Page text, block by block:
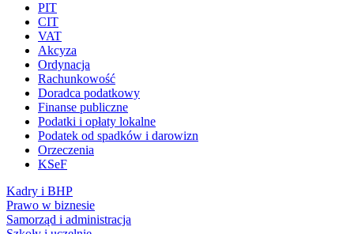
PIT
CIT
VAT
Akcyza
Ordynacja
Rachunkowość
Doradca podatkowy
Finanse publiczne
Podatki i opłaty lokalne
Podatek od spadków i darowizn
Orzeczenia
KSeF
Kadry i BHP
Prawo w biznesie
Samorząd i administracja